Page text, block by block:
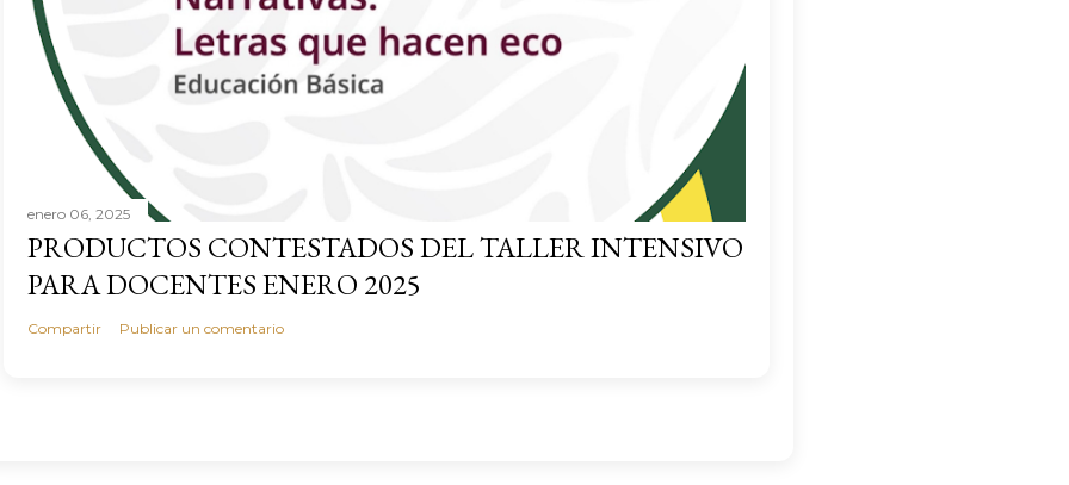
enero 06, 2025
PRODUCTOS CONTESTADOS DEL TALLER INTENSIVO
PARA DOCENTES ENERO 2025
Compartir Publicar un comentario